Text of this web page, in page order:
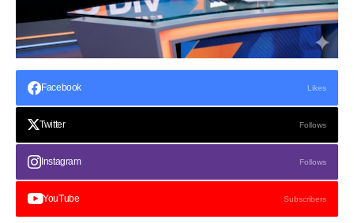
Facebook Likes
Twitter Follows
Instagram Follows
YouTube Subscribers